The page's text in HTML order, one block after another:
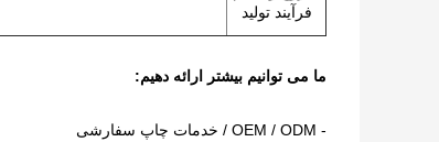
فرآیند تولید
ما می توانیم بیشتر ارائه دهیم:
- OEM / ODM / خدمات چاپ سفارشی